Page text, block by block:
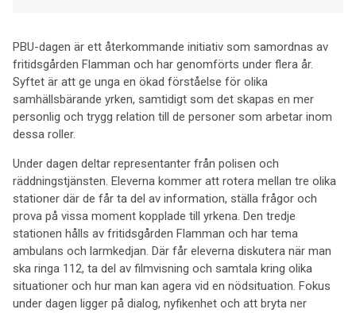
PBU-dagen är ett återkommande initiativ som samordnas av
fritidsgården Flamman och har genomförts under flera år.
Syftet är att ge unga en ökad förståelse för olika
samhällsbärande yrken, samtidigt som det skapas en mer
personlig och trygg relation till de personer som arbetar inom
dessa roller.
Under dagen deltar representanter från polisen och
räddningstjänsten. Eleverna kommer att rotera mellan tre olika
stationer där de får ta del av information, ställa frågor och
prova på vissa moment kopplade till yrkena. Den tredje
stationen hålls av fritidsgården Flamman och har tema
ambulans och larmkedjan. Där får eleverna diskutera när man
ska ringa 112, ta del av filmvisning och samtala kring olika
situationer och hur man kan agera vid en nödsituation. Fokus
under dagen ligger på dialog, nyfikenhet och att bryta ner